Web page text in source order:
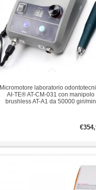
Micromotore laboratorio
AI-TE® AT-CM-031 con manipolo
brushless AT-A1 da 50000 giri/min